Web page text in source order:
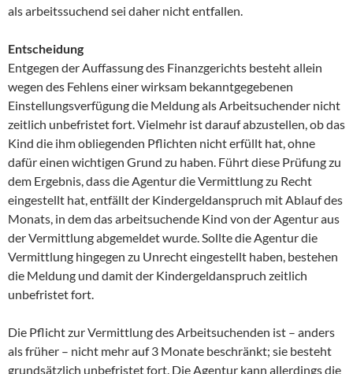
als arbeitssuchend sei daher nicht entfallen.
Entscheidung
Entgegen der Auffassung des Finanzgerichts besteht allein
wegen des Fehlens einer wirksam bekanntgegebenen
Einstellungsverfügung die Meldung als Arbeitsuchender nicht
zeitlich unbefristet fort. Vielmehr ist darauf abzustellen, ob das
Kind die ihm obliegenden Pflichten nicht erfüllt hat, ohne
dafür einen wichtigen Grund zu haben. Führt diese Prüfung zu
dem Ergebnis, dass die Agentur die Vermittlung zu Recht
eingestellt hat, entfällt der Kindergeldanspruch mit Ablauf des
Monats, in dem das arbeitsuchende Kind von der Agentur aus
der Vermittlung abgemeldet wurde. Sollte die Agentur die
Vermittlung hingegen zu Unrecht eingestellt haben, bestehen
die Meldung und damit der Kindergeldanspruch zeitlich
unbefristet fort.
Die Pflicht zur Vermittlung des Arbeitsuchenden ist – anders
als früher – nicht mehr auf 3 Monate beschränkt; sie besteht
grundsätzlich unbefristet fort. Die Agentur kann allerdings die